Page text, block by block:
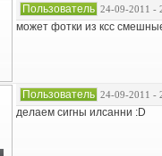
Пользователь 24-09-2011 -
может фотки из ксс
Пользователь 24-09-2011 -
делаем сигны илсанни :D